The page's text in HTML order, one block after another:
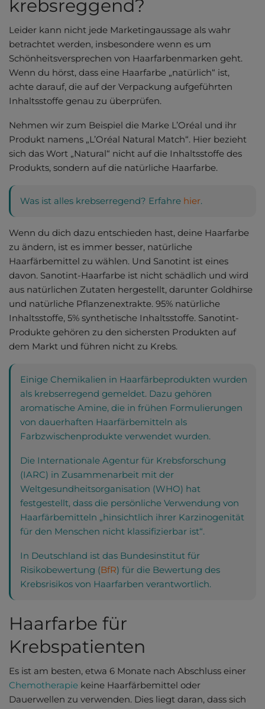
krebsreggend?
Leider kann nicht jede Marketingaussage als wahr
betrachtet werden, insbesondere wenn es um
Schönheitsversprechen von Haarfarbenmarken geht.
Wenn du hörst, dass eine Haarfarbe „natürlich“ ist,
achte darauf, die auf der Verpackung aufgeführten
Inhaltsstoffe genau zu überprüfen.
Nehmen wir zum Beispiel die Marke L’Oréal und ihr
Produkt namens „L’Oréal Natural Match“. Hier bezieht
sich das Wort „Natural“ nicht auf die Inhaltsstoffe des
Produkts, sondern auf die natürliche Haarfarbe.
Was ist alles krebserregend? Erfahre hier.
Wenn du dich dazu entschieden hast, deine Haarfarbe
zu ändern, ist es immer besser, natürliche
Haarfärbemittel zu wählen. Und Sanotint ist eines
davon. Sanotint-Haarfarbe ist nicht schädlich und wird
aus natürlichen Zutaten hergestellt, darunter Goldhirse
und natürliche Pflanzenextrakte. 95% natürliche
Inhaltsstoffe, 5% synthetische Inhaltsstoffe. Sanotint-
Produkte gehören zu den sichersten Produkten auf
dem Markt und führen nicht zu Krebs.
Einige Chemikalien in Haarfärbeprodukten wurden
als krebserregend gemeldet. Dazu gehören
aromatische Amine, die in frühen Formulierungen
von dauerhaften Haarfärbemitteln als
Farbzwischenprodukte verwendet wurden.
Die Internationale Agentur für Krebsforschung
(IARC) in Zusammenarbeit mit der
Weltgesundheitsorganisation (WHO) hat
festgestellt, dass die persönliche Verwendung von
Haarfärbemitteln „hinsichtlich ihrer Karzinogenität
für den Menschen nicht klassifizierbar ist“.
In Deutschland ist das Bundesinstitut für
Risikobewertung (BfR) für die Bewertung des
Krebsrisikos von Haarfarben verantwortlich.
Haarfarbe für
Krebspatienten
Es ist am besten, etwa 6 Monate nach Abschluss einer
Chemotherapie keine Haarfärbemittel oder
Dauerwellen zu verwenden. Dies liegt daran, dass sich